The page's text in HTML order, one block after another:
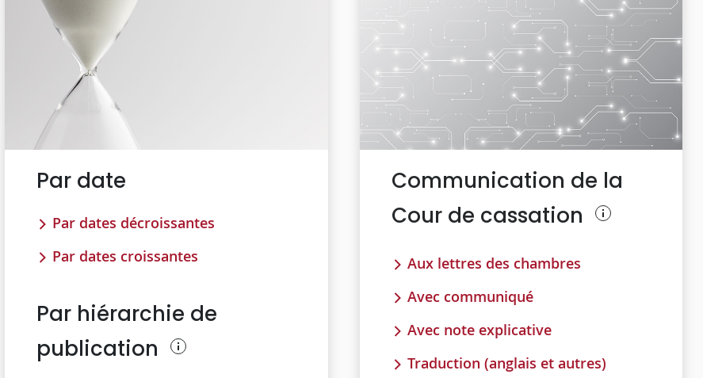
Par date
Par dates décroissantes
Par dates croissantes
Par hiérarchie de
publication
Communication de la
Cour de cassation
Aux lettres des chambres
Avec communiqué
Avec note explicative
Traduction (anglais et autres)